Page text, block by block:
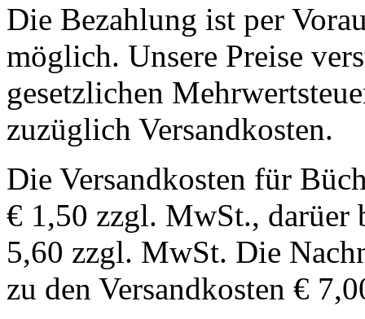
Die Bezahlung ist per
möglich. Unsere Preise
gesetzlichen
zuzüglich Versandkosten.
Die Versandkosten für
€ 1,50 zzgl. MwSt., darüer
5,60 zzgl. MwSt. Die
zu den Versandkosten €